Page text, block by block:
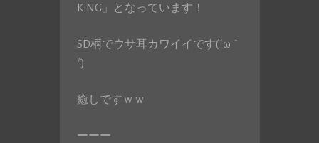
KiNG」となっています！
SD柄でウサ耳カワイイです(´ω｀
*)
癒しですｗｗ
ーーー